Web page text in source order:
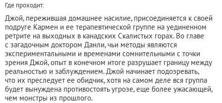
Где проходит:
Джой, пережившая домашнее насилие, присоединяется к своей
подруге Кармен и ее терапевтической группе на уединенном
ретрите на выходных в канадских Скалистых горах. Во главе
с загадочным доктором Данли, чьи методы являются
экспериментальными и временами сомнительными с точки
зрения Джой, опыт в конечном итоге разрушает границу между
реальностью и заблуждением. Джой начинает подозревать,
что их преследует ее обидчик, хотя на самом деле вся группа
будет вынуждена противостоять угрозе, еще более ужасающей,
чем монстры из прошлого.